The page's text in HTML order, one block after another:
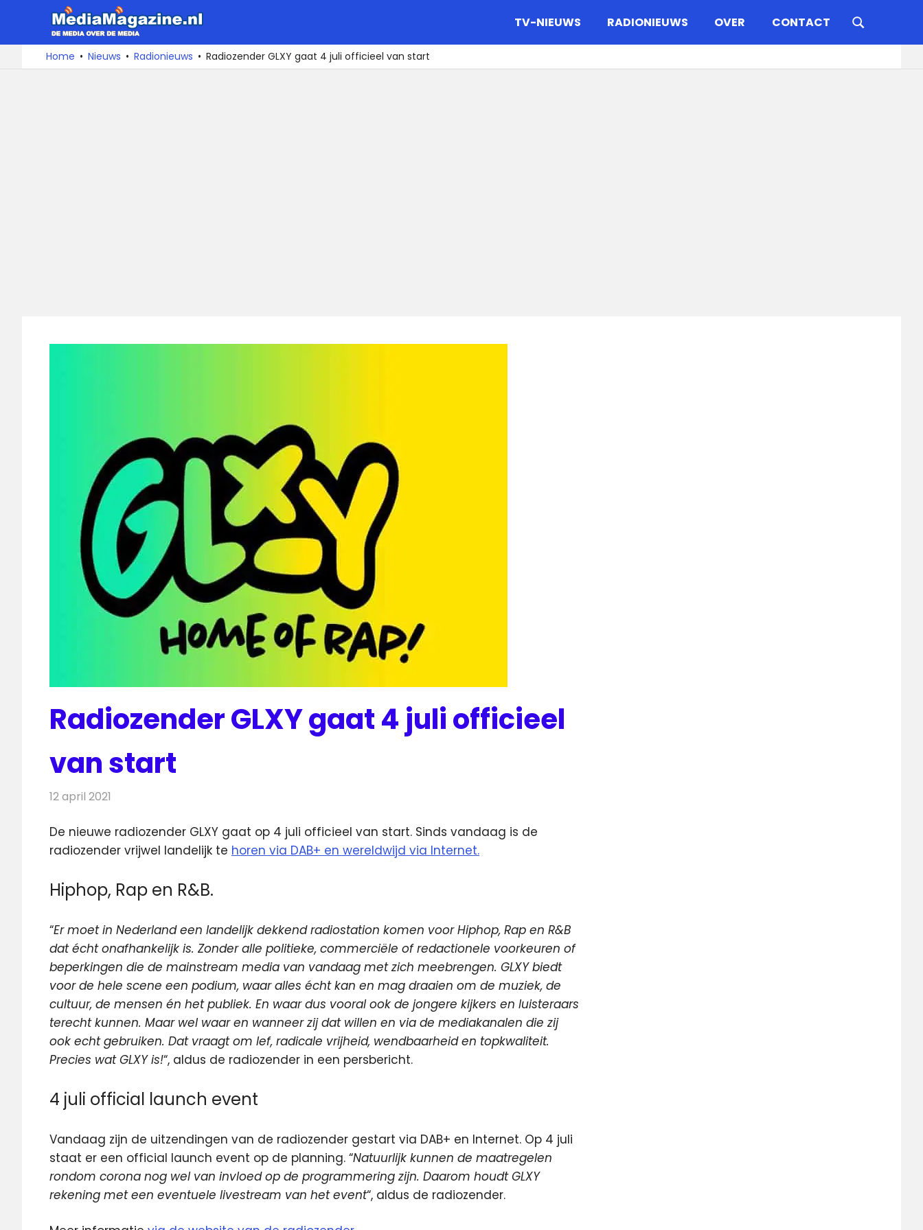
naar
De
media
over
TV-NIEUWS RADIONIEUWS OVER CONTACT
Home Nieuws Radionieuws Radiozender GLXY gaat 4 juli officieel van start
Radiozender GLXY gaat 4 juli officieel
van start
12 april 2021
De nieuwe radiozender GLXY gaat op 4 juli officieel van start. Sinds vandaag is de
radiozender vrijwel landelijk te horen via DAB+ en wereldwijd via Internet.
Hiphop, Rap en R&B.
“Er moet in Nederland een landelijk dekkend radiostation komen voor Hiphop, Rap en R&B
dat écht onafhankelijk is. Zonder alle politieke, commerciële of redactionele voorkeuren of
beperkingen die de mainstream media van vandaag met zich meebrengen. GLXY biedt
voor de hele scene een podium, waar alles écht kan en mag draaien om de muziek, de
cultuur, de mensen én het publiek. En waar dus vooral ook de jongere kijkers en luisteraars
terecht kunnen. Maar wel waar en wanneer zij dat willen en via de mediakanalen die zij
ook echt gebruiken. Dat vraagt om lef, radicale vrijheid, wendbaarheid en topkwaliteit.
Precies wat GLXY is!“, aldus de radiozender in een persbericht.
4 juli official launch event
Vandaag zijn de uitzendingen van de radiozender gestart via DAB+ en Internet. Op 4 juli
staat er een official launch event op de planning. “Natuurlijk kunnen de maatregelen
rondom corona nog wel van invloed op de programmering zijn. Daarom houdt GLXY
rekening met een eventuele livestream van het event“, aldus de radiozender.